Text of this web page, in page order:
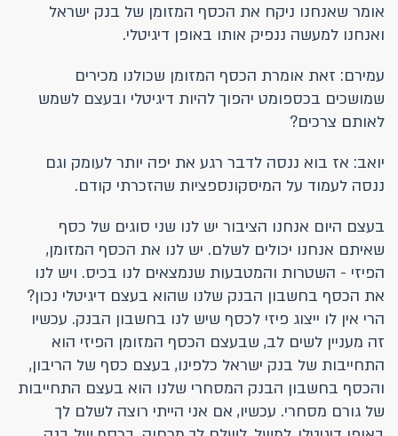
אומר שאנחנו ניקח את הכסף המזומן של בנק ישראל
ואנחנו למעשה ננפיק אותו באופן דיגיטלי.
עמירם: זאת אומרת הכסף המזומן שכולנו מכירים
שמושכים בכספומט יהפוך להיות דיגיטלי ובעצם לשמש
לאותם צרכים?
יואב: אז בוא ננסה לדבר רגע את יפה יותר לעומק וגם
ננסה לעמוד על המיסקונספציות שהזכרתי קודם.
בעצם היום אנחנו הציבור יש לנו שני סוגים של כסף
שאיתם אנחנו יכולים לשלם. יש לנו את הכסף המזומן,
הפיזי - השטרות והמטבעות שנמצאים לנו בכיס. ויש לנו
את הכסף בחשבון הבנק שלנו שהוא בעצם דיגיטלי נכון?
הרי אין לו ייצוג פיזי לכסף שיש לנו בחשבון הבנק. עכשיו
זה מעניין לשים לב, שבעצם הכסף המזומן הפיזי הוא
התחייבות של בנק ישראל כלפינו, בעצם כסף של הריבון,
והכסף בחשבון הבנק המסחרי שלנו הוא בעצם התחייבות
של גורם מסחרי. עכשיו, אם אני הייתי רוצה לשלם לך